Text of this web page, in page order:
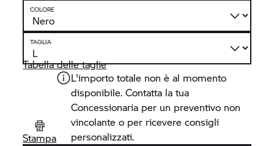
COLORE
TAGLIA
Tabella delle taglie
Stampa
L'importo totale non è al momento
disponibile. Contatta la tua
Concessionaria per un preventivo non
vincolante o per ricevere consigli
personalizzati.